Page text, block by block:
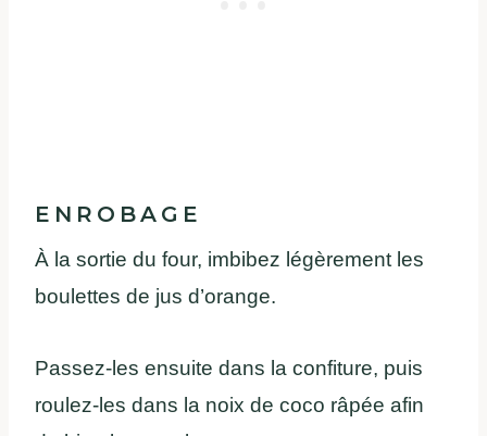
ENROBAGE
À la sortie du four, imbibez légèrement les
boulettes de jus d’orange.
Passez-les ensuite dans la confiture, puis
roulez-les dans la noix de coco râpée afin